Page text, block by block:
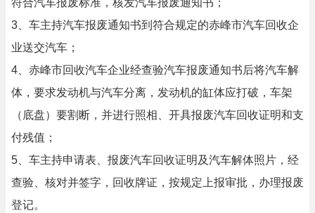
符合汽车报废标准，核发汽车报废通知书；
3、车主持汽车报废通知书到符合规定的赤峰市汽车回收企
业送交汽车；
4、赤峰市回收汽车企业经查验汽车报废通知书后将汽车解
体，要求发动机与汽车分离，发动机的缸体应打破，车架
（底盘）要割断，并进行照相、开具报废汽车回收证明和支
付残值；
5、车主持申请表、报废汽车回收证明及汽车解体照片，经
查验、核对并签字，回收牌证，按规定上报审批，办理报废
登记。